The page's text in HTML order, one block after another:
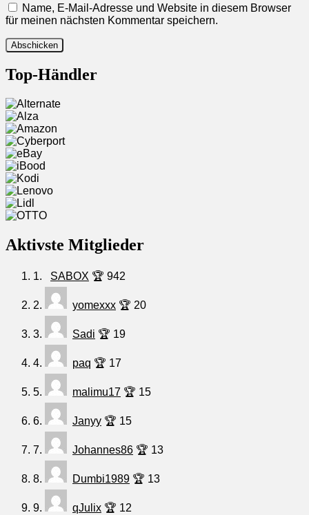
Name, E-Mail-Adresse und Website in diesem Browser
für meinen nächsten Kommentar speichern.
Top-Händler
Aktivste Mitglieder
1. SABOX 🏆 942
2. yomexxx 🏆 20
3. Sadi 🏆 19
4. paq 🏆 17
5. malimu17 🏆 15
6. Janyy 🏆 15
7. Johannes86 🏆 13
8. Dumbi1989 🏆 13
9. qJulix 🏆 12